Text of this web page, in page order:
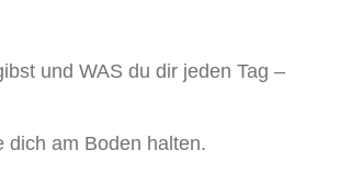
und WAS du dir jeden Tag –
dich am Boden halten.